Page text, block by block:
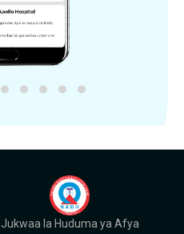
Jukwaa la Huduma ya Afya